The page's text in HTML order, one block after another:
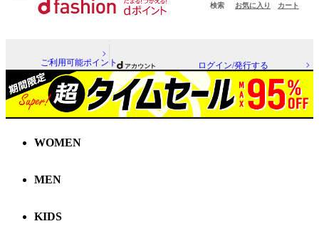
検索 お気に入り カート
ご利用可能ポイント ログイン/発行する
WOMEN
MEN
KIDS